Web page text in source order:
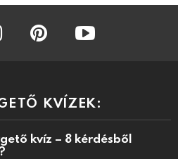
KVÍZEK:
kvíz – 8 kérdésből